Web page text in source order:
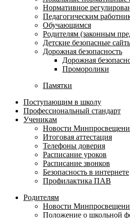
Нормативное
Педагогическим
Обучающимся
Родителям (законным
Детские безопасные
Дорожная безопасность
Дорожная
Проморолики
Памятки
Поступающим в школу
Профессиональный стандарт
Ученикам
Новости
Итоговая аттестация
Телефоны доверия
Расписание уроков
Расписание звонков
Безопасность в интернете
Профилактика ПАВ
Родителям
Новости
Положение о школьной